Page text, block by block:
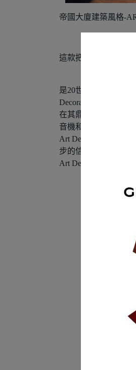
帝國大廈建築風格-
這款把手的名
是20世紀起源於法國
Decoratifs et
在其鼎盛時期，裝飾
音機和吸塵器等日常
Art Deco發源於法國
步的信念 。
Art Deco是最早真正